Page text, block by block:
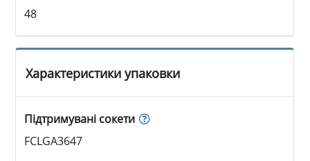
48
Характеристики упаковки
Підтримувані сокети
FCLGA3647